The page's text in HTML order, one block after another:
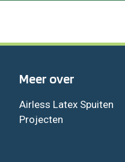
Meer over
Airless Latex Spuiten
Projecten